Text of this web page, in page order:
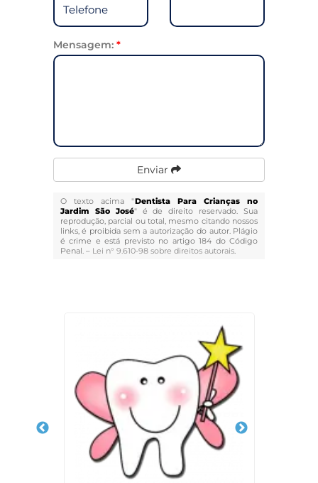
Mensagem: *
Enviar
O texto acima "Dentista Para Crianças no
Jardim São José" é de direito reservado. Sua
reprodução, parcial ou total, mesmo citando nossos
links, é proibida sem a autorização do autor. Plágio
é crime e está previsto no artigo 184 do Código
Penal. – Lei n° 9.610-98 sobre direitos autorais.